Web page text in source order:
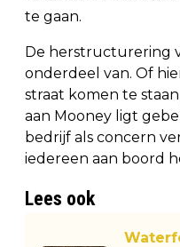
te gaan.
De herstructurering
onderdeel van. Of
straat komen te
aan Mooney ligt
bedrijf als concern
iedereen aan boord
Lees ook